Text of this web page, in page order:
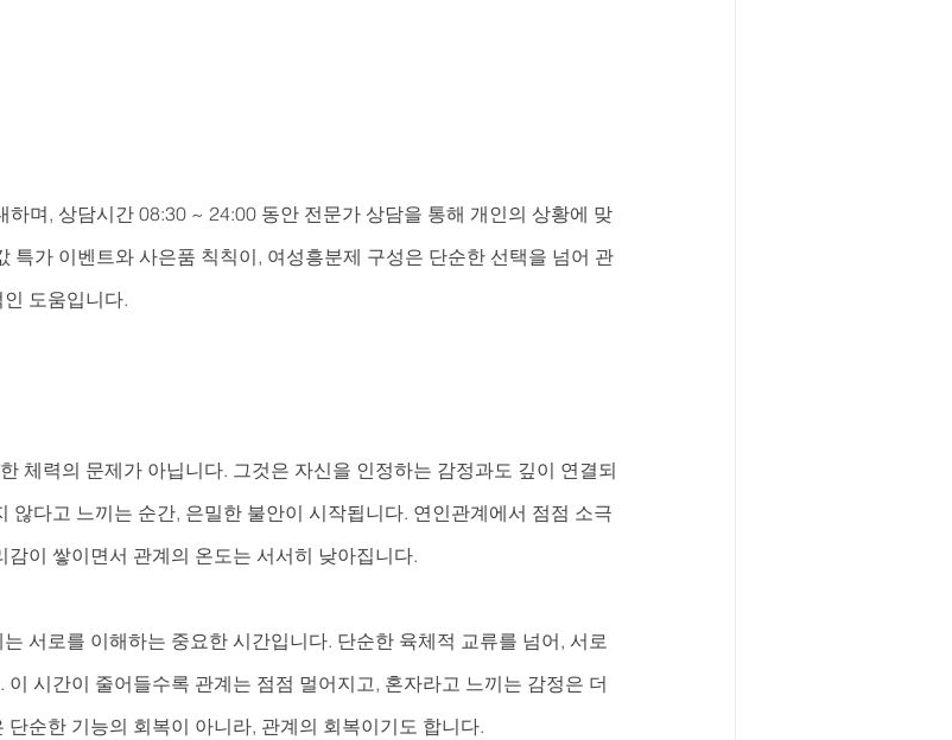
하며, 상담시간 08:30 ~ 24:00 동안 전문가 상담을 통해 개인의 상황에 맞
특가 이벤트와 사은품 칙칙이, 여성흥분제 구성은 단순한 선택을 넘어 관
도움입니다.
체력의 문제가 아닙니다. 그것은 자신을 인정하는 감정과도 깊이 연결되
않다고 느끼는 순간, 은밀한 불안이 시작됩니다. 연인관계에서 점점 소극
이 쌓이면서 관계의 온도는 서서히 낮아집니다.
서로를 이해하는 중요한 시간입니다. 단순한 육체적 교류를 넘어, 서로
시간이 줄어들수록 관계는 점점 멀어지고, 혼자라고 느끼는 감정은 더
순한 기능의 회복이 아니라, 관계의 회복이기도 합니다.